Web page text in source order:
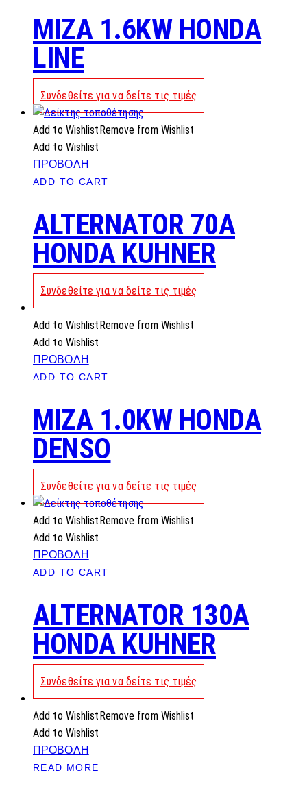
MIZA 1.6KW HONDA
LINE
Συνδεθείτε για να δείτε τις τιμές
Add to Wishlist Remove from Wishlist
Add to Wishlist
ΠΡΟΒΟΛΗ
ADD TO CART
ALTERNATOR 70A
HONDA KUHNER
Συνδεθείτε για να δείτε τις τιμές
Add to Wishlist Remove from Wishlist
Add to Wishlist
ΠΡΟΒΟΛΗ
ADD TO CART
MIZA 1.0KW HONDA
DENSO
Συνδεθείτε για να δείτε τις τιμές
Add to Wishlist Remove from Wishlist
Add to Wishlist
ΠΡΟΒΟΛΗ
ADD TO CART
ALTERNATOR 130A
HONDA KUHNER
Συνδεθείτε για να δείτε τις τιμές
Add to Wishlist Remove from Wishlist
Add to Wishlist
ΠΡΟΒΟΛΗ
READ MORE